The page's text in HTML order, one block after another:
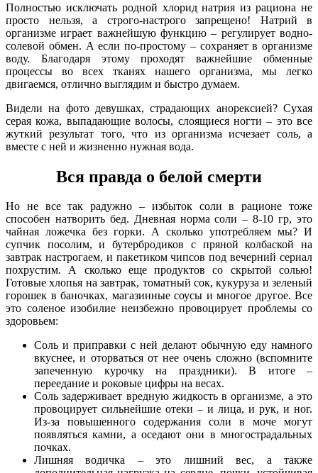
Полностью исключать родной хлорид натрия из рациона не
просто нельзя, а строго-настрого запрещено! Натрий в
организме играет важнейшую функцию – регулирует водно-
солевой обмен. А если по-простому – сохраняет в организме
воду. Благодаря этому проходят важнейшие обменные
процессы во всех тканях нашего организма, мы легко
двигаемся, отлично выглядим и быстро думаем.
Видели на фото девушках, страдающих анорексией? Сухая
серая кожа, выпадающие волосы, слоящиеся ногти – это все
жуткий результат того, что из организма исчезает соль, а
вместе с ней и жизненно нужная вода.
Вся правда о белой смерти
Но не все так радужно – избыток соли в рационе тоже
способен натворить бед. Дневная норма соли – 8-10 гр, это
чайная ложечка без горки. А сколько употребляем мы? И
супчик посолим, и бутербродиков с пряной колбаской на
завтрак настрогаем, и пакетиком чипсов под вечерний сериал
похрустим. А сколько еще продуктов со скрытой солью!
Готовые хлопья на завтрак, томатный сок, кукуруза и зеленый
горошек в баночках, магазинные соусы и многое другое. Все
это соленое изобилие неизбежно провоцирует проблемы со
здоровьем:
Соль и приправки с ней делают обычную еду намного
вкуснее, и оторваться от нее очень сложно (вспомните
запеченную курочку на праздники). В итоге –
переедание и роковые цифры на весах.
Соль задерживает вредную жидкость в организме, а это
провоцирует сильнейшие отеки – и лица, и рук, и ног.
Из-за повышенного содержания соли в моче могут
появляться камни, а оседают они в многострадальных
почках.
Лишняя водичка – это лишний вес, а также